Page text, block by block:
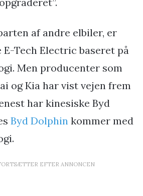
af andre elbiler, er
E-Tech Electric baseret på
Men producenter som
og Kia har vist vejen frem
har kinesiske Byd
Byd Dolphin kommer med
EFTER ANNONCEN